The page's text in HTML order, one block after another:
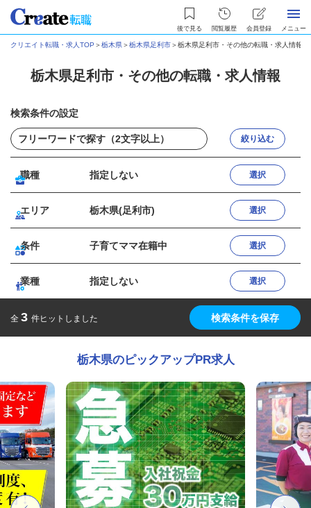
後で見る 閲覧履歴 会員登録 メニュー
クリエイト転職・求人TOP ＞栃木県＞栃木県足利市＞栃木県足利市・その他の転職・求人情報
栃木県足利市・その他の転職・求人情報
検索条件の設定
絞り込む
職種 指定しない 選択
エリア 栃木県(足利市) 選択
条件 子育てママ在籍中 選択
業種 指定しない 選択
全 3 件ヒットしました 検索条件を保存
栃木県のピックアップPR求人